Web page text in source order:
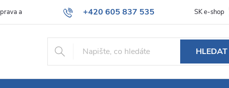
+420 605 837 535
info@jeans-shop.cz
a platba Obchodní podmínky Naše prodejna Blog
SK e-shop
HLEDAT